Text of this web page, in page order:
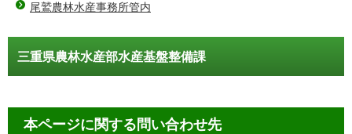
尾鷲農林水産事務所管内
三重県農林水産部水産基盤整備課
本ページに関する問い合わせ先